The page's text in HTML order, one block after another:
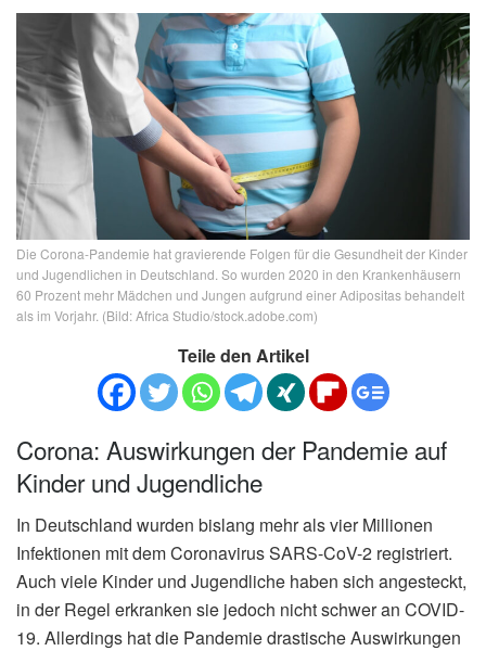
Die Corona-Pandemie hat gravierende Folgen für die Gesundheit der Kinder
und Jugendlichen in Deutschland. So wurden 2020 in den Krankenhäusern
60 Prozent mehr Mädchen und Jungen aufgrund einer Adipositas behandelt
als im Vorjahr. (Bild: Africa Studio/stock.adobe.com)
Teile den Artikel
Corona: Auswirkungen der Pandemie auf
Kinder und Jugendliche
In Deutschland wurden bislang mehr als vier Millionen
Infektionen mit dem Coronavirus SARS-CoV-2 registriert.
Auch viele Kinder und Jugendliche haben sich angesteckt,
in der Regel erkranken sie jedoch nicht schwer an COVID-
19. Allerdings hat die Pandemie drastische Auswirkungen